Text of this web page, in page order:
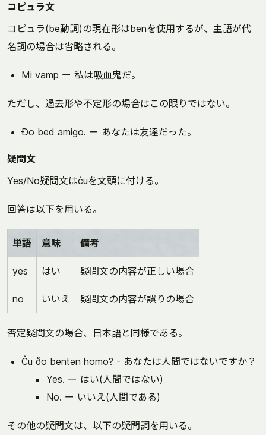
コピュラ文
コピュラ(be動詞)の現在形はbenを使用するが、主語が代
名詞の場合は省略される。
Mi vamp ー 私は吸血鬼だ。
ただし、過去形や不定形の場合はこの限りではない。
Ðo bed amigo. ー あなたは友達だった。
疑問文
Yes/No疑問文はĉuを文頭に付ける。
回答は以下を用いる。
単語 意味 備考
yes はい 疑問文の内容が正しい場合
no いいえ 疑問文の内容が誤りの場合
否定疑問文の場合、日本語と同様である。
Ĉu ðo bentən homo? - あなたは人間ではないですか？
Yes. ー はい(人間ではない)
No. ー いいえ(人間である)
その他の疑問文は、以下の疑問詞を用いる。